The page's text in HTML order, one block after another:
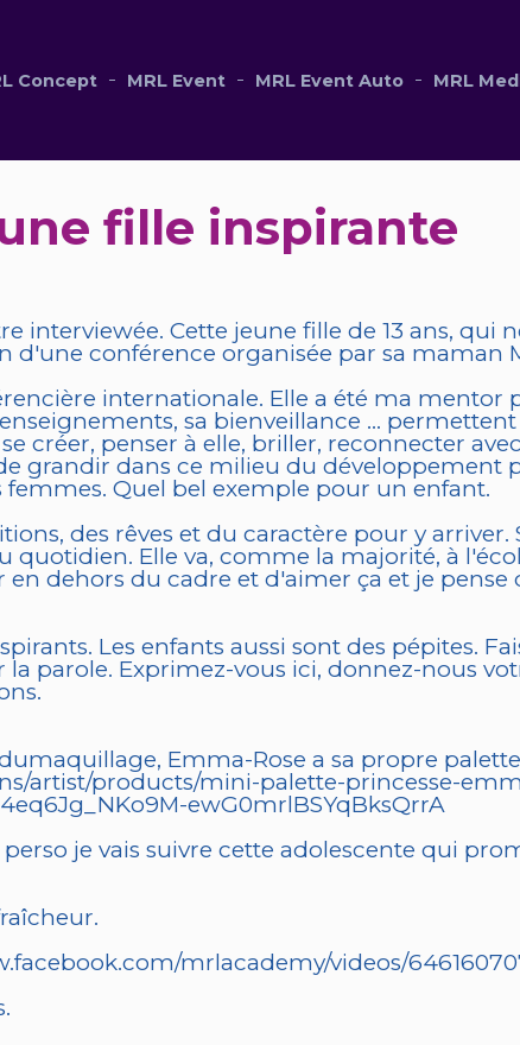
Concept MRL Event MRL Event Auto MRL
fille inspirante
interviewée. Cette jeune fille de 13 ans, qui
d'une conférence organisée par sa maman
internationale. Elle a été ma mentor
sa bienveillance ...
créer, penser à elle, briller, reconnecter
grandir dans ce milieu du développement
Quel bel exemple pour un enfant.
des rêves et du caractère pour y arriver.
Elle va, comme la majorité, à
dehors du cadre et d'aimer ça et je pense
Les enfants aussi sont des pépites.
parole. Exprimez-vous ici, donnez-nous
Emma-Rose a sa propre
artist/products/mini-palette-princesse-
ewG0mrlBSYqBksQrrA
je vais suivre cette adolescente qui
mrlacademy/videos/